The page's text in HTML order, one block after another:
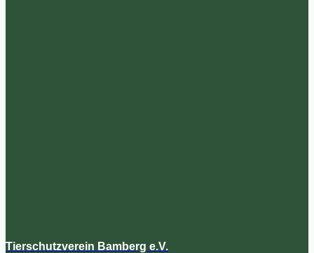
Tierschutzverein Bamberg e.V.